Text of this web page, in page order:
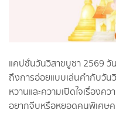
แคปชั่นวันวิสาขบูชา 2569
ถึงการอ่อยแบบเล่นคำกับวัน
หวานและความเปิดใจเรื่องค
อยากจีบหรือหยอดคนพิเศษ